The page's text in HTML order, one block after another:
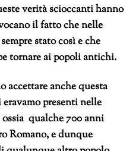
verità scioccanti hanno
il fatto che nelle
stato così e che
tornare ai popoli antichi.
accettare anche questa
presenti nelle
qualche 700 anni
Romano, e dunque